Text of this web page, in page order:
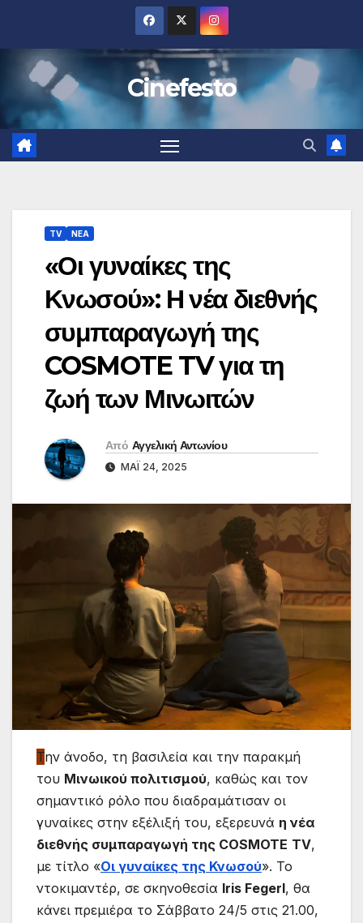
περιεχόμενο
Cinefesto
TV ΝΕΑ
«Οι γυναίκες της
Κνωσού»: Η νέα διεθνής
συμπαραγωγή της
COSMOTE TV για τη
ζωή των Μινωιτών
Από Αγγελική Αντωνίου
ΜΆΙ 24, 2025
Την άνοδο, τη βασιλεία και την παρακμή
του Μινωικού πολιτισμού, καθώς και τον
σημαντικό ρόλο που διαδραμάτισαν οι
γυναίκες στην εξέλιξή του, εξερευνά η νέα
διεθνής συμπαραγωγή της COSMOTE TV,
με τίτλο «Οι γυναίκες της Κνωσού». Το
ντοκιμαντέρ, σε σκηνοθεσία Iris Fegerl, θα
κάνει πρεμιέρα το Σάββατο 24/5 στις 21.00,